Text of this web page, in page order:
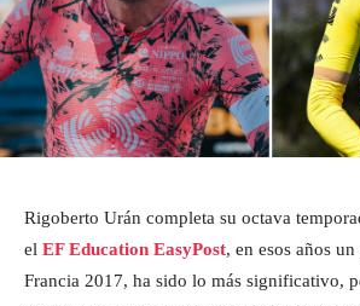
Rigoberto Urán completa su octava
el EF Education EasyPost, en esos años
Francia 2017, ha sido lo más significativo,